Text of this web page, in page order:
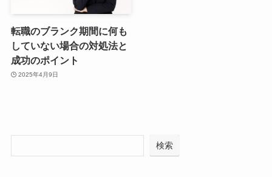
転職のブランク期間に何も
していない場合の対処法と
成功のポイント
2025年4月9日
検索